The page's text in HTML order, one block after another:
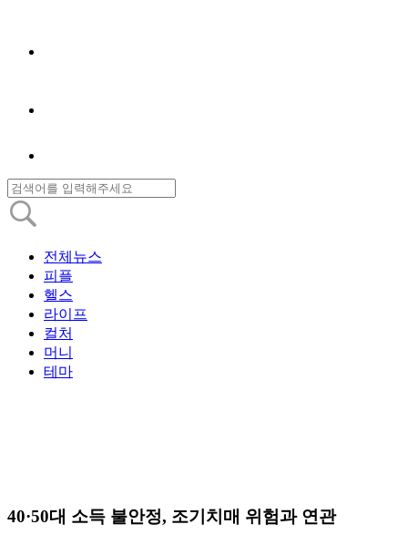
전체뉴스
피플
헬스
라이프
컬처
머니
테마
40·50대 소득 불안정, 조기치매 위험과 연관